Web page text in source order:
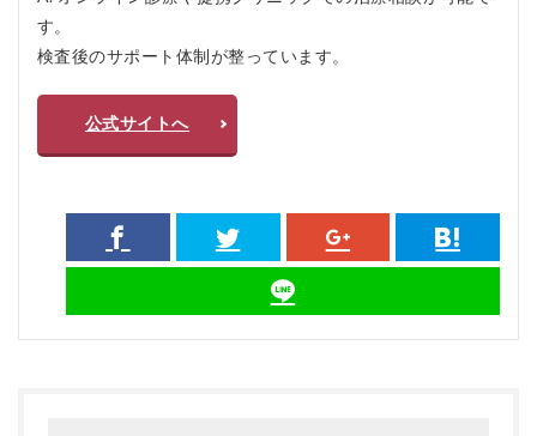
す。
検査後のサポート体制が整っています。
公式サイトへ